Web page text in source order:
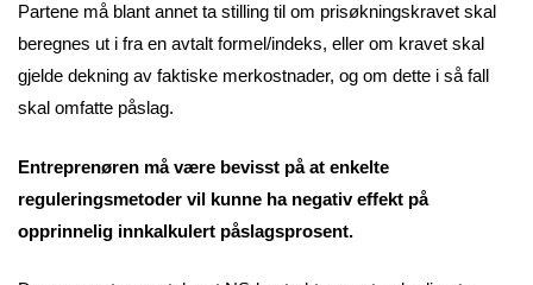
Partene må blant annet ta stilling til om prisøkningskravet skal
beregnes ut i fra en avtalt formel/indeks, eller om kravet skal
gjelde dekning av faktiske merkostnader, og om dette i så fall
skal omfatte påslag.
Entreprenøren må være bevisst på at enkelte
reguleringsmetoder vil kunne ha negativ effekt på
opprinnelig innkalkulert påslagsprosent.